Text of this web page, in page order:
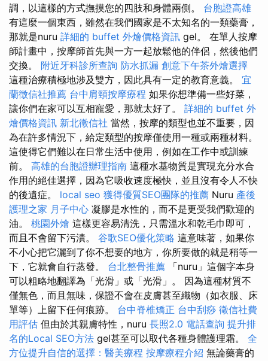
調，以這樣的方式撫摸您的四肢和身體兩側。 台胞證高雄
有這麼一個東西，雖然在我們國家是不太知名的一類藥膏，
那就是nuru 詳細的 buffet 外燴價格資訊 gel。 在單人按摩
師計畫中，按摩師首先與一方一起放鬆他的伴侶，然後他們
交換。 附近牙科診所查詢 防水抓漏 創意下午茶外燴選擇
這種治療積極地涉及雙方，因此具有一定的教育意義。 宜
蘭徵信社推薦 台中肩頸按摩療程 如果你想準備一些好菜，
讓你們在家可以互相寵愛，那就太好了。 詳細的 buffet 外
燴價格資訊 新北徵信社 當然，按摩的類型也並不重要，因
為在許多情況下，給定類型的按摩僅使用一種或兩種材料。
這使得它們難以在日常生活中使用，例如在工作中或訓練
前。 高雄的台胞證辦理指南 這種水基物質是實現充分水合
作用的絕佳選擇，因為它吸收速度極快，並且沒有令人不快
的後遺症。 local seo 獲得優質SEO團隊的推薦 Nuru 產後
護理之家 月子中心 凝膠是水性的，而不是更受我們歡迎的
油。 桃園外燴 這樣更容易清洗，只需溫水和乾毛巾即可，
而且不會留下污漬。 谷歌SEO優化策略 這意味著，如果你
不小心把它灑到了你不想要的地方，你所要做的就是稍等一
下，它就會自行蒸發。 台北整骨推薦 「nuru」這個字本身
可以粗略地翻譯為「光滑」或「光滑」。 因為這種材質不
僅無色，而且無味，保證不會在皮膚甚至織物（如衣服、床
單等）上留下任何痕跡。 台中脊椎矯正 台中刮痧 徵信社費
用評估 但由於其親膚特性，nuru 長照2.0 電話查詢 提升排
名的Local SEO方法 gel甚至可以取代各種身體護理霜。 全
方位提升自信的選擇：醫美療程 按摩療程介紹 無論藥膏的